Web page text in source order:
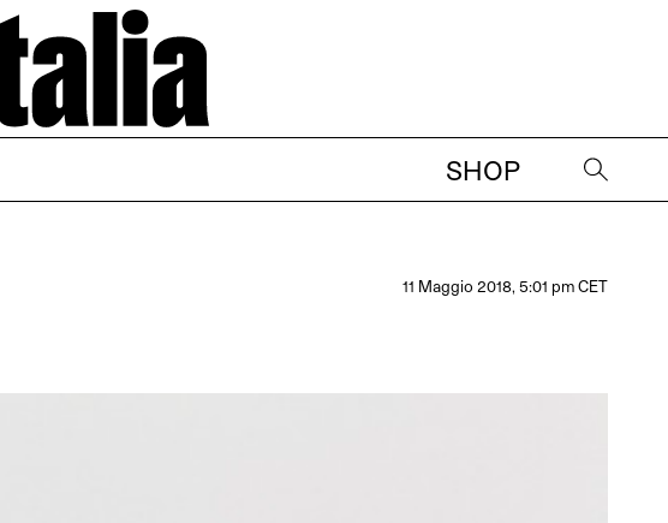
SHOP
→
11 Maggio 2018, 5:01 pm CET